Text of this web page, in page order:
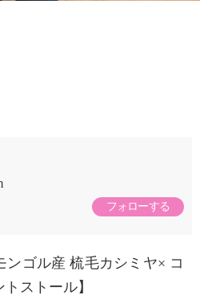
フォローする
ンゴル産 梳毛カシミヤ× コ
ストール】